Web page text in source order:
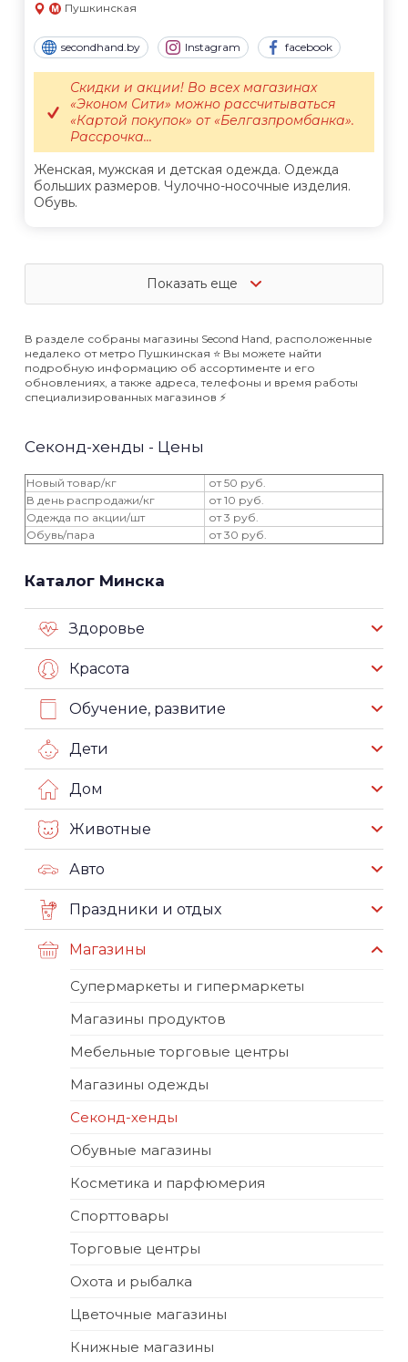
Пушкинская
secondhand.by Instagram facebook
Женская, мужская и детская одежда. Одежда
больших размеров. Чулочно-носочные изделия.
Обувь.
Скидки и акции! Во всех магазинах
«Эконом Сити» можно рассчитываться
«Картой покупок» от «Белгазпромбанка».
Рассрочка...
Показать еще
В разделе собраны магазины Second Hand, расположенные
недалеко от метро Пушкинская ⭐️ Вы можете найти
подробную информацию об ассортименте и его
обновлениях, а также адреса, телефоны и время работы
специализированных магазинов ⚡️
Секонд-хенды - Цены
Новый товар/кг
от 50 руб.
В день распродажи/кг
от 10 руб.
Одежда по акции/шт
от 3 руб.
Обувь/пара
от 30 руб.
Каталог Минска
Здоровье
Красота
Обучение, развитие
Дети
Дом
Животные
Авто
Праздники и отдых
Магазины
Супермаркеты и гипермаркеты
Магазины продуктов
Мебельные торговые центры
Магазины одежды
Секонд-хенды
Обувные магазины
Косметика и парфюмерия
Спорттовары
Торговые центры
Охота и рыбалка
Цветочные магазины
Книжные магазины